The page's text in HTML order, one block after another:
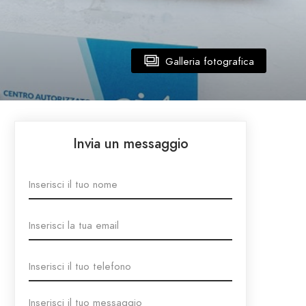
Galleria fotografica
Invia un messaggio